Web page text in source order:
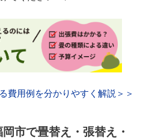
費用例を分かりやすく解説＞＞
市で畳替え・張替え・